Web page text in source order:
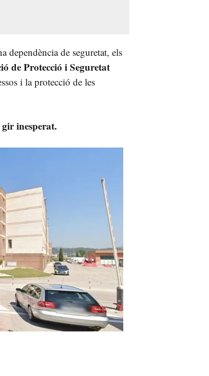
dependència de seguretat, els
de Protecció i Seguretat
i la protecció de les
gir inesperat.